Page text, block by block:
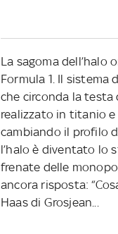
La sagoma
Formula 1. Il
che circonda la testa
realizzato in titanio
cambiando il profilo
l’halo è diventato lo
frenate delle
ancora risposta:
Haas di Grosjean...